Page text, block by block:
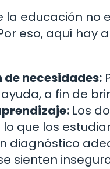
la educación no
eso, aquí hay
necesidades:
a fin de
Los
que los
diagnóstico
sienten